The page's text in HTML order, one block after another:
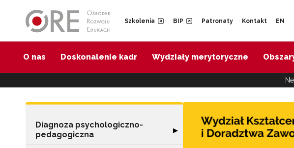
Szkolenia BIP Patronaty Kontakt EN
O nas Doskonalenie kadr Wydziały merytoryczne
Diagnoza psychologiczno-
pedagogiczna
Rozwiń sekcję "Diagnoza
▶